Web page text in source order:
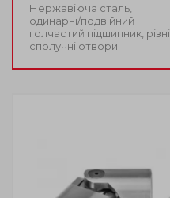
Нержавіюча сталь,
одинарні/подвійний
голчастий підшипник, різні
сполучні отвори